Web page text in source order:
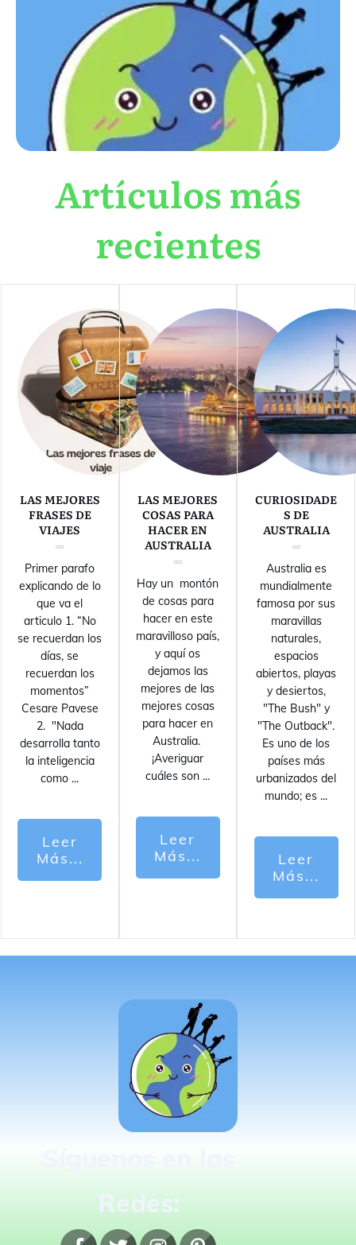
Artículos más
recientes
LAS MEJORES
FRASES DE
VIAJES
Primer parafo
explicando de lo
que va el
articulo 1. “No
se recuerdan los
días, se
recuerdan los
momentos”
Cesare Pavese
2. "Nada
desarrolla tanto
la inteligencia
como ...
Leer
Más...
LAS MEJORES
COSAS PARA
HACER EN
AUSTRALIA
Hay un montón
de cosas para
hacer en este
maravilloso país,
y aquí os
dejamos las
mejores de las
mejores cosas
para hacer en
Australia.
¡Averiguar
cuáles son ...
Leer
Más...
CURIOSIDADE
S DE
AUSTRALIA
Australia es
mundialmente
famosa por sus
maravillas
naturales,
espacios
abiertos, playas
y desiertos,
"The Bush" y
"The Outback".
Es uno de los
países más
urbanizados del
mundo; es ...
Leer
Más...
Redes: